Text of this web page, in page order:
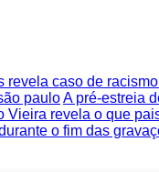
revela caso de
pauloA pré-estreia
Vieira revela o que
o fim das